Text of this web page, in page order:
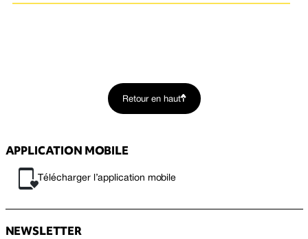
Retour en haut
APPLICATION MOBILE
Télécharger l’application mobile
NEWSLETTER